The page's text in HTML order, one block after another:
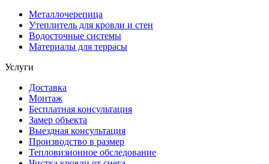
Металлочерепица
Утеплитель для кровли и стен
Водосточные системы
Материалы для террасы
Услуги
Доставка
Монтаж
Бесплатная консультация
Замер объекта
Выездная консультация
Производство в размер
Тепловизионное обследование